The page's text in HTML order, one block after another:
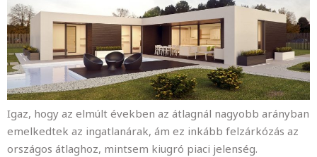
Igaz, hogy az elmúlt években az átlagnál nagyobb arányban
emelkedtek az ingatlanárak, ám ez inkább felzárkózás az
országos átlaghoz, mintsem kiugró piaci jelenség.